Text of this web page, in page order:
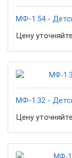
МФ-1.54 -
Цену уточняйте
МФ-1.32 -
Цену уточняйте